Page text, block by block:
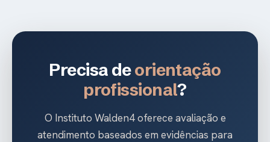
Precisa deorientação
profissional?
O Instituto Walden4 oferece avaliação e
atendimento baseados em evidências para